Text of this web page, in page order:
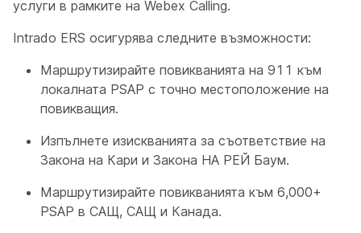
услуги в рамките на Webex Calling.
Intrado ERS осигурява следните възможности:
Маршрутизирайте повикванията на 911 към
локалната PSAP с точно местоположение на
повикващия.
Изпълнете изискванията за съответствие на
Закона на Кари и Закона НА РЕЙ Баум.
Маршрутизирайте повикванията към 6,000+
PSAP в САЩ, САЩ и Канада.